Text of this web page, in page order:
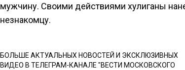
мужчину. Своими действиями хулиганы
незнакомцу.
БОЛЬШЕ АКТУАЛЬНЫХ НОВОСТЕЙ И ЭКСКЛЮЗИВНЫХ
ВИДЕО В ТЕЛЕГРАМ-КАНАЛЕ "ВЕСТИ МОСКОВСКОГО